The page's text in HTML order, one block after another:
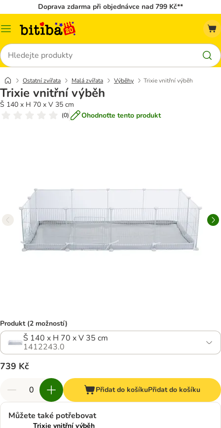
Doprava zdarma při objednávce nad 799 Kč**
Kategorie
Hledat
Ostatní zvířata Malá zvířata Výběhy Trixie vnitřní výběh
Trixie vnitřní výběh
Š 140 x H 70 x V 35 cm
(0) Ohodnoťte tento produkt
Produkt (2 možností)
Š 140 x H 70 x V 35 cm
1412243.0
739 Kč
Přidat do košíkuPřidat do košíku
Můžete také potřebovat
Trixie vnitřní výběh